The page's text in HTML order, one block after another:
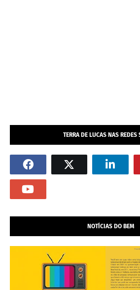
TERRA DE LUCAS NAS REDES
NOTÍCIAS DO BEM